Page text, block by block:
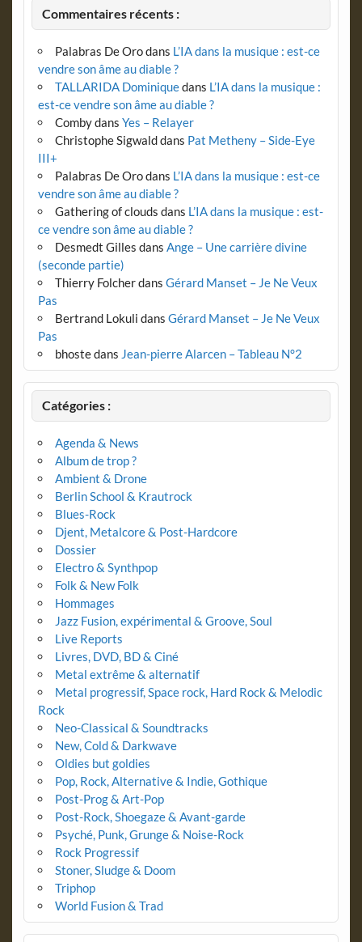
Commentaires récents :
Palabras De Orodans L’IA dans la musique : est-ce
vendre son âme au diable ?
TALLARIDA Dominiquedans L’IA dans la musique :
est-ce vendre son âme au diable ?
Combydans Yes – Relayer
Christophe Sigwalddans Pat Metheny – Side-Eye
III+
Palabras De Orodans L’IA dans la musique : est-ce
vendre son âme au diable ?
Gathering of clouds dans L’IA dans la musique : est-
ce vendre son âme au diable ?
Desmedt Gilles dans Ange – Une carrière divine
(seconde partie)
Thierry Folcherdans Gérard Manset – Je Ne Veux
Pas
Bertrand Lokuli dans Gérard Manset – Je Ne Veux
Pas
bhostedans Jean-pierre Alarcen – Tableau N°2
Catégories :
Agenda & News
Album de trop ?
Ambient & Drone
Berlin School & Krautrock
Blues-Rock
Djent, Metalcore & Post-Hardcore
Dossier
Electro & Synthpop
Folk & New Folk
Hommages
Jazz Fusion, expérimental & Groove, Soul
Live Reports
Livres, DVD, BD & Ciné
Metal extrême & alternatif
Metal progressif, Space rock, Hard Rock & Melodic
Rock
Neo-Classical & Soundtracks
New, Cold & Darkwave
Oldies but goldies
Pop, Rock, Alternative & Indie, Gothique
Post-Prog & Art-Pop
Post-Rock, Shoegaze & Avant-garde
Psyché, Punk, Grunge & Noise-Rock
Rock Progressif
Stoner, Sludge & Doom
Triphop
World Fusion & Trad